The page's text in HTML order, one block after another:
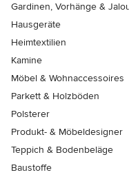
Gardinen, Vorhänge &
Hausgeräte
Heimtextilien
Kamine
Möbel & Wohnaccessoires
Parkett & Holzböden
Polsterer
Produkt- & Möbeldesigner
Teppich & Bodenbeläge
Baustoffe